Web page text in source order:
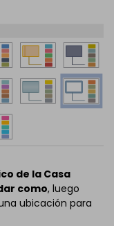
de la Casa
como, luego
ubicación para